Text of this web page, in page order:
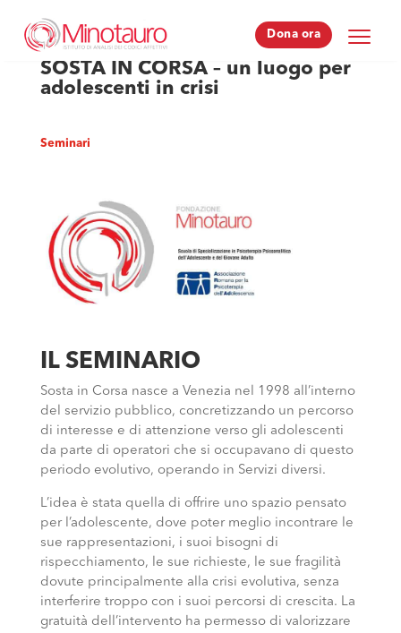
Dona ora
Dona ora
SOSTA IN CORSA – un luogo per
adolescenti in crisi
Seminari
IL SEMINARIO
Sosta in Corsa nasce a Venezia nel 1998 all’interno
del servizio pubblico, concretizzando un percorso
di interesse e di attenzione verso gli adolescenti
da parte di operatori che si occupavano di questo
periodo evolutivo, operando in Servizi diversi.
L’idea è stata quella di offrire uno spazio pensato
per l’adolescente, dove poter meglio incontrare le
sue rappresentazioni, i suoi bisogni di
rispecchiamento, le sue richieste, le sue fragilità
dovute principalmente alla crisi evolutiva, senza
interferire troppo con i suoi percorsi di crescita. La
gratuità dell’intervento ha permesso di valorizzare